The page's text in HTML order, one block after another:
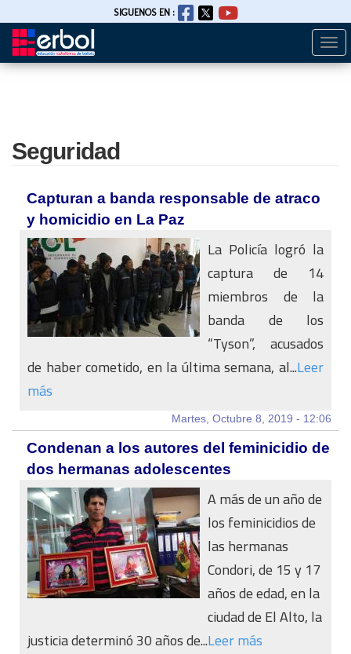
Pasar
SIGUENOS EN :
Seguridad
Capturan a banda responsable de atraco
y homicidio en La Paz
La Policía logró la
captura de 14
miembros de la
banda de los
“Tyson”, acusados
de haber cometido, en la última semana, al...Leer
más
Martes, Octubre 8, 2019 - 12:06
Condenan a los autores del feminicidio de
dos hermanas adolescentes
A más de un año de
los feminicidios de
las hermanas
Condori, de 15 y 17
años de edad, en la
ciudad de El Alto, la
justicia determinó 30 años de...Leer más